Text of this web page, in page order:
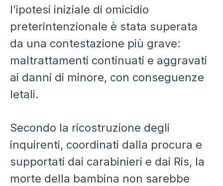
l’ipotesi iniziale di omicidio
preterintenzionale è stata superata
da una contestazione più grave:
maltrattamenti continuati e aggravati
ai danni di minore, con conseguenze
letali.
Secondo la ricostruzione degli
inquirenti, coordinati dalla procura e
supportati dai carabinieri e dai Ris, la
morte della bambina non sarebbe